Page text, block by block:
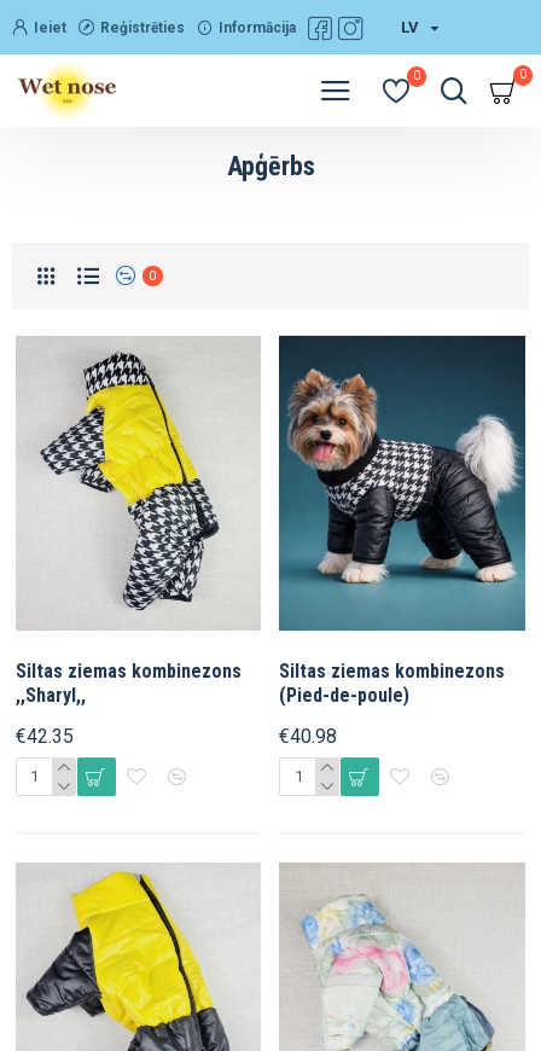
Ieiet Reģistrēties Informācija LV
0 0
Apģērbs
0
Siltas ziemas kombinezons
,,Sharyl,,
€42.35
Siltas ziemas kombinezons
(Pied-de-poule)
€40.98